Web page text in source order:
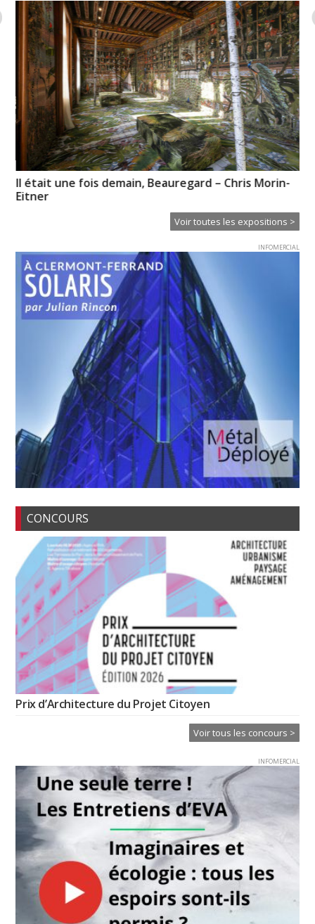
Il était une fois demain, Beauregard – Chris Morin-
Eitner
Voir toutes les expositions >
INFOMERCIAL
CONCOURS
Prix d’Architecture du Projet Citoyen
Voir tous les concours >
INFOMERCIAL